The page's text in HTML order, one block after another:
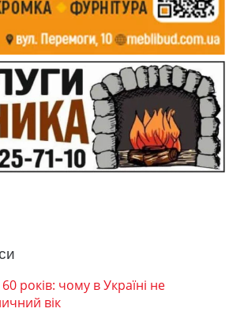
років: чому в Україні не
вік